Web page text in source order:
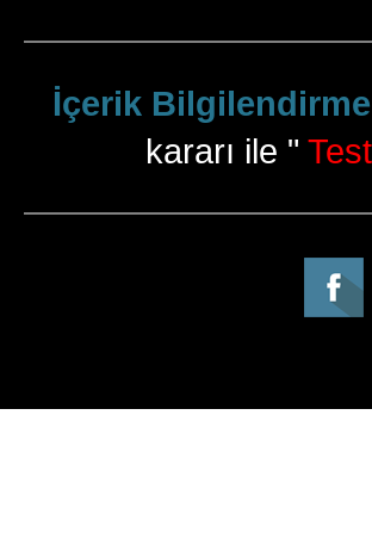
İçerik
kararı ile "